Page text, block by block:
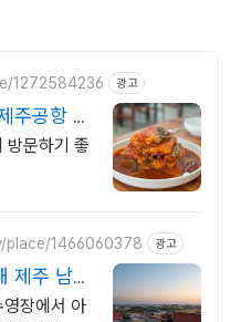
1272584236 광고
주공항 5
방문하기 좋
place/1466060378 광고
제주 남쪽
장에서 아